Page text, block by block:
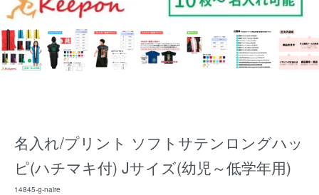
名入れ/プリント ソフトサテンロングハッ
ピ(ハチマキ付) Jサイズ(幼児～低学年用)
14845-g-naire